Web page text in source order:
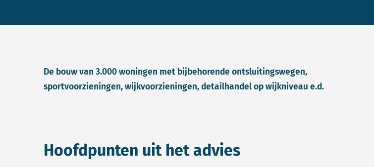
De bouw van 3.000 woningen met bijbehorende ontsluitingswegen,
sportvoorzieningen, wijkvoorzieningen, detailhandel op wijkniveau e.d.
Hoofdpunten uit het advies